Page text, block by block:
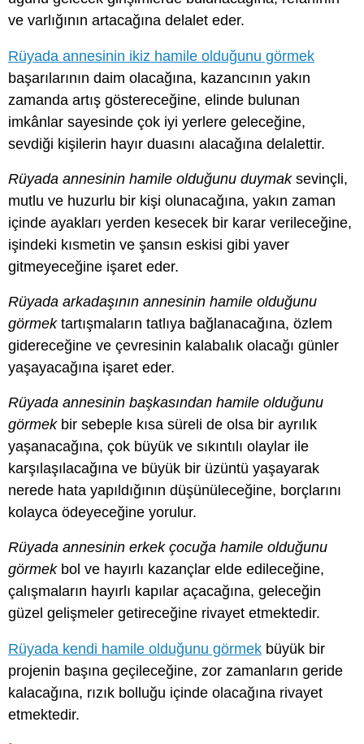
ve varlığının artacağına delalet eder.
Rüyada annesinin ikiz hamile olduğunu görmek
başarılarının daim olacağına, kazancının yakın
zamanda artış göstereceğine, elinde bulunan
imkânlar sayesinde çok iyi yerlere geleceğine,
sevdiği kişilerin hayır duasını alacağına delalettir.
Rüyada annesinin hamile olduğunu duymaksevinçli,
mutlu ve huzurlu bir kişi olunacağına, yakın zaman
içinde ayakları yerden kesecek bir karar verileceğine,
işindeki kısmetin ve şansın eskisi gibi yaver
gitmeyeceğine işaret eder.
Rüyada arkadaşının annesinin hamile olduğunu
görmektartışmaların tatlıya bağlanacağına, özlem
gidereceğine ve çevresinin kalabalık olacağı günler
yaşayacağına işaret eder.
Rüyada annesinin başkasından hamile olduğunu
görmekbir sebeple kısa süreli de olsa bir ayrılık
yaşanacağına, çok büyük ve sıkıntılı olaylar ile
karşılaşılacağına ve büyük bir üzüntü yaşayarak
nerede hata yapıldığının düşünüleceğine, borçlarını
kolayca ödeyeceğine yorulur.
Rüyada annesinin erkek çocuğa hamile olduğunu
görmekbol ve hayırlı kazançlar elde edileceğine,
çalışmaların hayırlı kapılar açacağına, geleceğin
güzel gelişmeler getireceğine rivayet etmektedir.
Rüyada kendi hamile olduğunu görmek büyük bir
projenin başına geçileceğine, zor zamanların geride
kalacağına, rızık bolluğu içinde olacağına rivayet
etmektedir.